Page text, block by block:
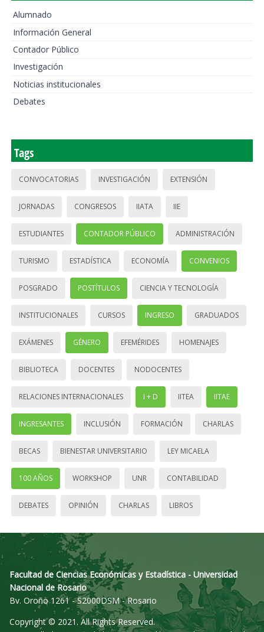
Alumnado
Información General
Contador Público
Investigación
Noticias institucionales
Debates
Tags
CONVOCATORIAS INVESTIGACIÓN EXTENSIÓN
JORNADAS CONGRESOS IIATA IIE
ESTUDIANTES CONTADOR PÚBLICO ADMINISTRACIÓN
TURISMO ESTADÍSTICA ECONOMÍA CONVENIOS
POSGRADO POSTÍTULOS CIENCIA Y TECNOLOGÍA
INSTITUCIONALES CURSOS INGRESO GRADUADOS
EXÁMENES GÉNERO EFEMÉRIDES HOMENAJES
BIBLIOTECA DOCENTES NODOCENTES
RELACIONES INTERNACIONALES I + D IITEA IITAE
INGRESANTES INCLUSIÓN FORMACIÓN CHARLAS
BECAS BIENESTAR UNIVERSITARIO LEY MICAELA
100 AÑOS WORKSHOP UNR CONTABILIDAD
DEBATES OPINIÓN CHARLAS LIBROS
Facultad de Ciencias Económicas y Estadística - Universidad
Nacional de Rosario
Bv. Oroño 1261 - S2000DSM - Rosario
Copyright © 2021. All Rights Reserved.